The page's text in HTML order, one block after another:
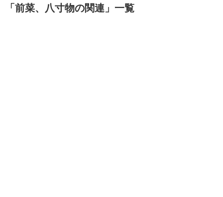
「 前菜、八寸物の関連 」 一覧